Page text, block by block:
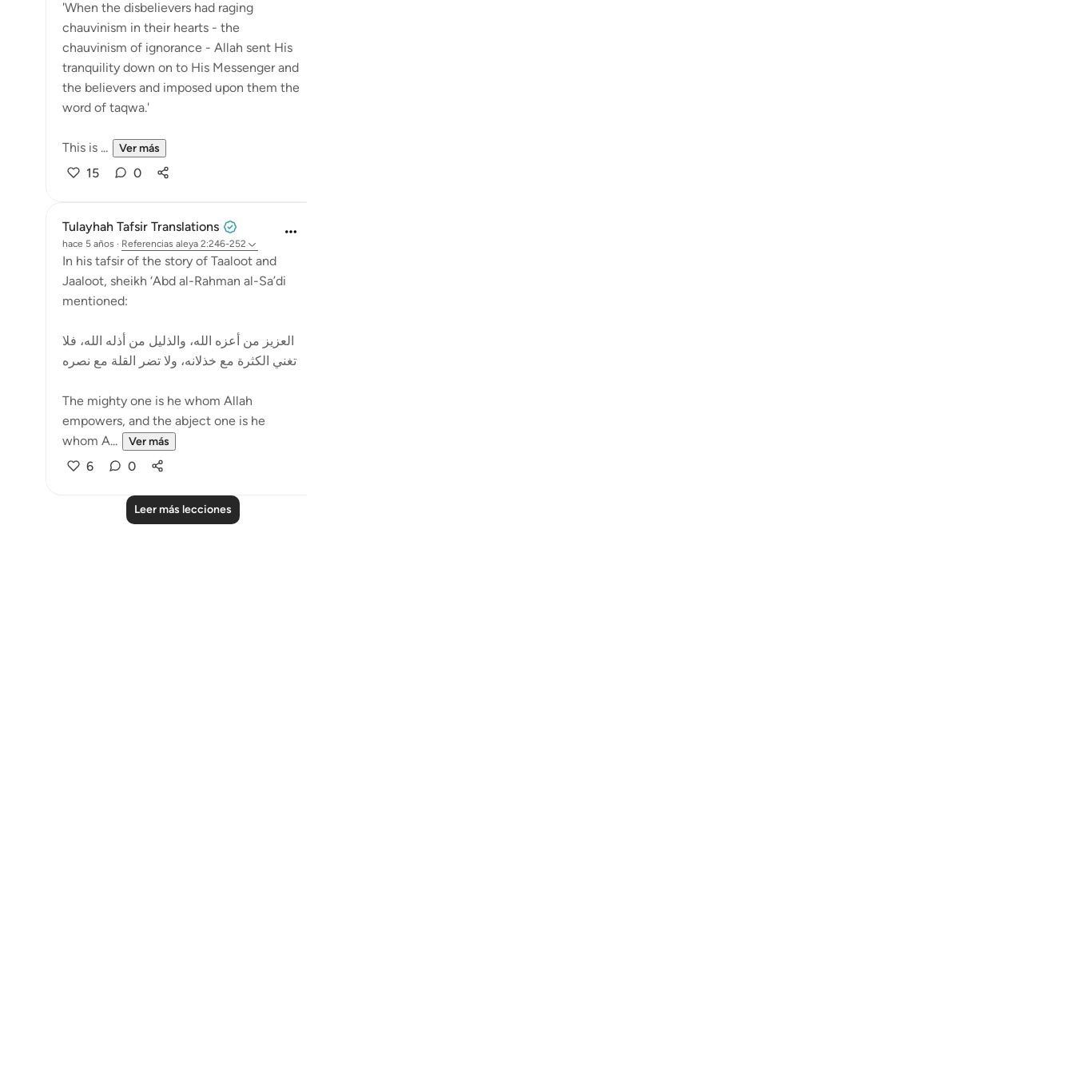
'When the disbelievers had raging
chauvinism in their hearts - the
chauvinism of ignorance - Allah sent His
tranquility down on to His Messenger and
the believers and imposed upon them the
word of taqwa.'
This is ... Ver más
15 0
Tulayhah Tafsir Translations
hace 5 años · Referencias aleya 2:246-252
In his tafsir of the story of Taaloot and
Jaaloot, sheikh ‘Abd al-Rahman al-Sa’di
mentioned:
العزيز من أعزه الله، والذليل من أذله الله، فلا
تغني الكثرة مع خذلانه، ولا تضر القلة مع نصره
The mighty one is he whom Allah
empowers, and the abject one is he
whom A...
Ver más
6 0
Leer más lecciones